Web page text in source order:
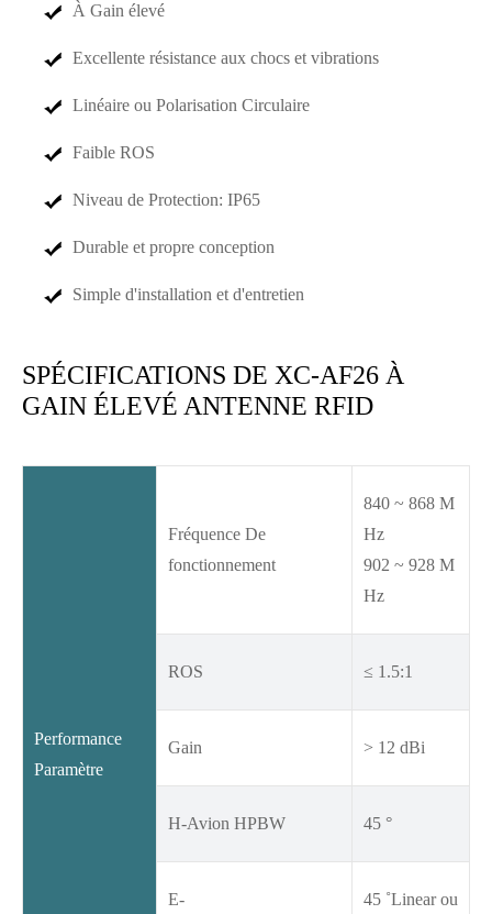
À Gain élevé
Excellente résistance aux chocs et vibrations
Linéaire ou Polarisation Circulaire
Faible ROS
Niveau de Protection: IP65
Durable et propre conception
Simple d'installation et d'entretien
SPÉCIFICATIONS DE XC-AF26 À
GAIN ÉLEVÉ ANTENNE RFID
Performance
Paramètre
Fréquence De
fonctionnement
840 ~ 868 M
Hz
902 ~ 928 M
Hz
ROS ≤ 1.5:1
Gain > 12 dBi
H-Avion HPBW 45 °
E-
45 ˚Linear ou